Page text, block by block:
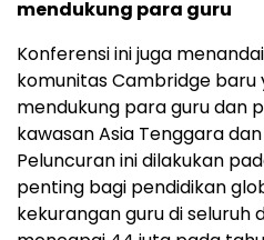
mendukung para guru
Konferensi ini juga
komunitasCambridge baru
mendukung para guru dan
kawasanAsia Tenggaradan
Peluncuran ini dilakukan
penting bagi pendidikan
kekurangan guru di seluruh